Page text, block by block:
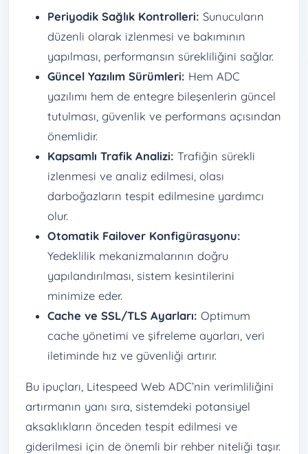
Periyodik Sağlık Kontrolleri: Sunucuların
düzenli olarak izlenmesi ve bakımının
yapılması, performansın sürekliliğini sağlar.
Güncel Yazılım Sürümleri: Hem ADC
yazılımı hem de entegre bileşenlerin güncel
tutulması, güvenlik ve performans açısından
önemlidir.
Kapsamlı Trafik Analizi: Trafiğin sürekli
izlenmesi ve analiz edilmesi, olası
darboğazların tespit edilmesine yardımcı
olur.
Otomatik Failover Konfigürasyonu:
Yedeklilik mekanizmalarının doğru
yapılandırılması, sistem kesintilerini
minimize eder.
Cache ve SSL/TLS Ayarları: Optimum
cache yönetimi ve şifreleme ayarları, veri
iletiminde hız ve güvenliği artırır.
Bu ipuçları, Litespeed Web ADC’nin verimliliğini
artırmanın yanı sıra, sistemdeki potansiyel
aksaklıkların önceden tespit edilmesi ve
giderilmesi için de önemli bir rehber niteliği taşır.